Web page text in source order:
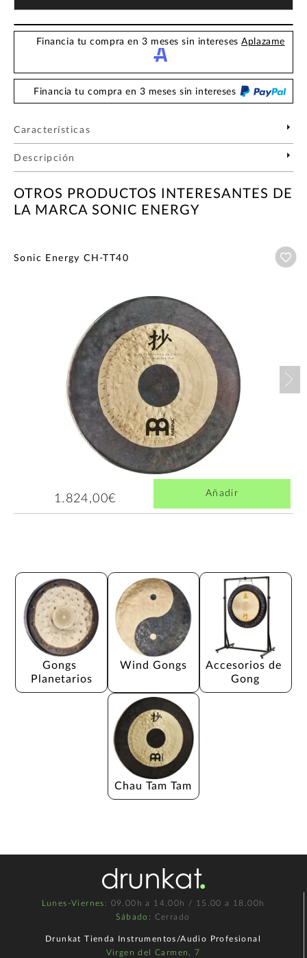
Financia tu compra en 3 meses sin interesesAplazame
Financia tu compra en 3 meses sin intereses
Características
Descripción
OTROS PRODUCTOS INTERESANTES DE
LA MARCA SONIC ENERGY
Sonic Energy CH-TT40
1.824,00€ Añadir
Gongs
Planetarios
Wind Gongs
Accesorios de
Gong
Chau Tam Tam
Lunes-Viernes : 09.00h a 14.00h / 15.00 a 18.00h
Sábado : Cerrado
Drunkat Tienda Instrumentos/Audio Profesional
Virgen del Carmen, 7